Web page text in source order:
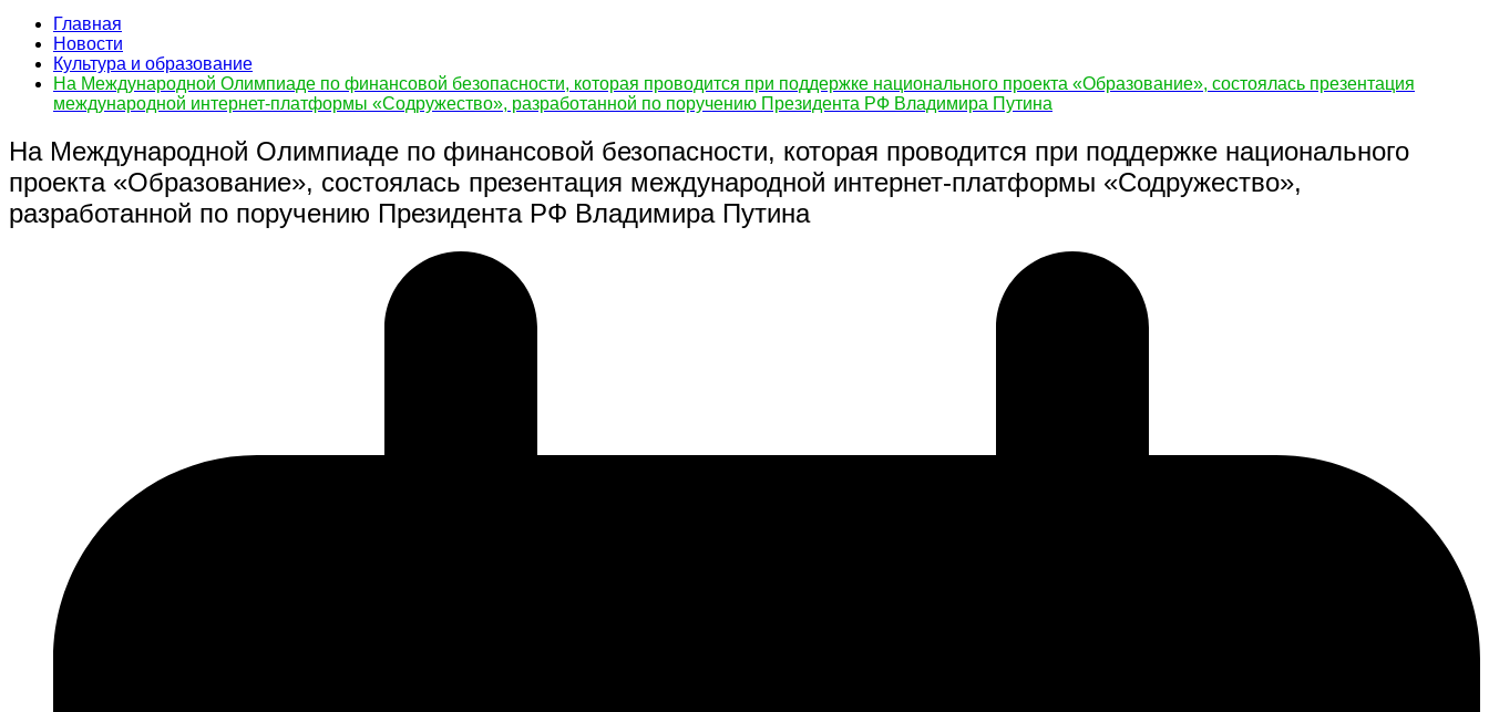
Главная
Новости
Культура и образование
На Международной Олимпиаде по финансовой безопасности, которая проводится при поддержке национального проекта «Образование», состоялась презентация
международной интернет-платформы «Содружество», разработанной по поручению Президента РФ Владимира Путина
На Международной Олимпиаде по финансовой безопасности, которая проводится при поддержке национального
проекта «Образование», состоялась презентация международной интернет-платформы «Содружество»,
разработанной по поручению Президента РФ Владимира Путина